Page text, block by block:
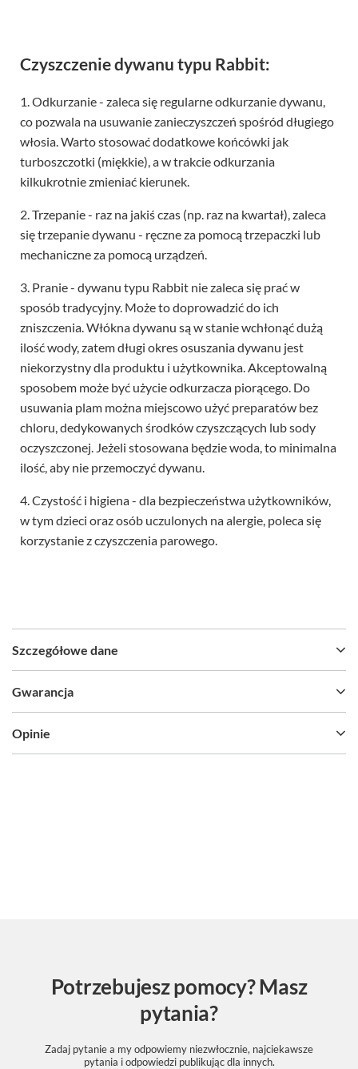
Czyszczenie dywanu typu Rabbit:
1. Odkurzanie - zaleca się regularne odkurzanie dywanu,
co pozwala na usuwanie zanieczyszczeń spośród długiego
włosia. Warto stosować dodatkowe końcówki jak
turboszczotki (miękkie), a w trakcie odkurzania
kilkukrotnie zmieniać kierunek.
2. Trzepanie - raz na jakiś czas (np. raz na kwartał), zaleca
się trzepanie dywanu - ręczne za pomocą trzepaczki lub
mechaniczne za pomocą urządzeń.
3. Pranie - dywanu typu Rabbit nie zaleca się prać w
sposób tradycyjny. Może to doprowadzić do ich
zniszczenia. Włókna dywanu są w stanie wchłonąć dużą
ilość wody, zatem długi okres osuszania dywanu jest
niekorzystny dla produktu i użytkownika. Akceptowalną
sposobem może być użycie odkurzacza piorącego. Do
usuwania plam można miejscowo użyć preparatów bez
chloru, dedykowanych środków czyszczących lub sody
oczyszczonej. Jeżeli stosowana będzie woda, to minimalna
ilość, aby nie przemoczyć dywanu.
4. Czystość i higiena - dla bezpieczeństwa użytkowników,
w tym dzieci oraz osób uczulonych na alergie, poleca się
korzystanie z czyszczenia parowego.
Szczegółowe dane
Gwarancja
Opinie
Potrzebujesz pomocy? Masz
pytania?
Zadaj pytanie a my odpowiemy niezwłocznie, najciekawsze
pytania i odpowiedzi publikując dla innych.